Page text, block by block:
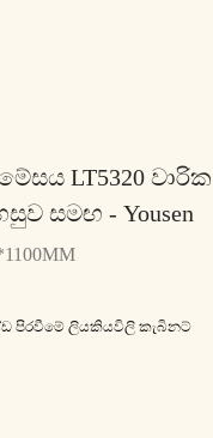
LT5320 වාරික
සමඟ - Yousen